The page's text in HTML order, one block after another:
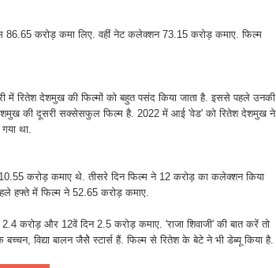
86.65 करोड़ कमा लिए. वहीं नेट कलेक्शन 73.15 करोड़ कमाए. फिल्म
में रितेश देशमुख की फिल्मों को बहुत पसंद किया जाता है. इससे पहले उनकी
की दूसरी सक्सेसफुल फिल्म है. 2022 में आई 'वेड' को रितेश देशमुख ने
गया था.
करोड़ कमाए थे. तीसरे दिन फिल्म ने 12 करोड़ का कलेक्शन किया
हफ्ते में फिल्म ने 52.65 करोड़ कमाए.
करोड़ और 12वें दिन 2.5 करोड़ कमाए. 'राजा शिवाजी' की बात करें तो
विद्या बालन जैसेे स्टार्स हैं. फिल्म से रितेश के बेटे ने भी डेब्यू किया है.